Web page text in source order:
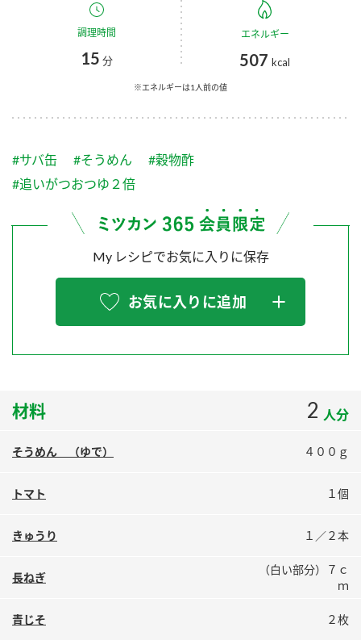
スープ 中華
ふりかけ
炊き込みご飯の素 米飯用調味液
Fibee
お酢ドリンク
つゆ
鍋なび
納豆のサイト
三ツ判山吹
スペシャルサイト
お酢を知ろう！
すしラボ
納豆の豆知識
ロングセラー商品 ＋ おすすめレシピ
企業理念
ミツカンの歴史
ミツカンを知る
環境への取り組み
MIM（ミツカンミュージアム）
お客様相談センター
お客様の声をいかしました
販売終了製品のご案内
よくあるご質問
ミツカン公式通販
調理時間
15 分
エネルギー
507 kcal
※エネルギーは1人前の値
#サバ缶 #そうめん
#穀物酢
#追いがつおつゆ２倍
My レシピでお気に入りに保存
お気に入りに追加
材料 2 人分
そうめん （ゆで） ４００ｇ
トマト １個
きゅうり １／２本
長ねぎ
（白い部分）７ｃ
ｍ
青じそ ２枚